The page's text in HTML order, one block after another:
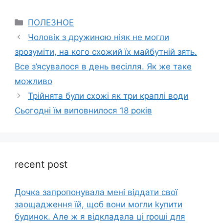
Categories
ПОЛЕЗНОЕ
Чоловік з дружиною ніяк не могли
зрозуміти, на кого схожий їх майбутній зять.
Все з’ясувалося в день весілля. Як же таке
можливо
Трійнята були схожі як три краплі води
Сьогодні їм виповнилося 18 років
recent post
Дочка запpопонувала мені віддати свої
заощадження їй, щоб вони могли kупити
будинок. Але ж я відкладала ці rроші для